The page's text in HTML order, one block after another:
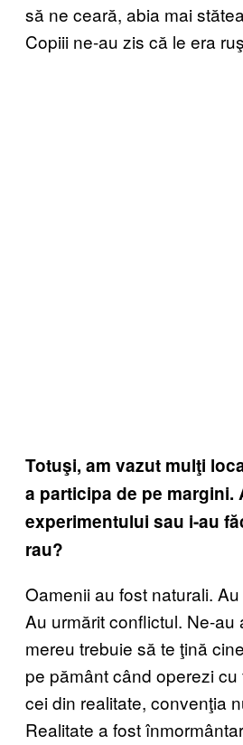
să ne ceară, abia mai
Copiii ne-au zis că le era
Totuşi, am vazut mulţi
a participa de pe margini.
experimentului sau i-au
rau?
Oamenii au fost naturali.
Au urmărit conflictul. Ne-au
mereu trebuie să te ţină
pe pământ când operezi cu
cei din realitate, convenţia
Realitate a fost